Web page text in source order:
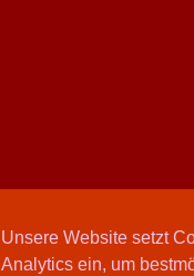
Unsere Website setzt
Analytics ein, um